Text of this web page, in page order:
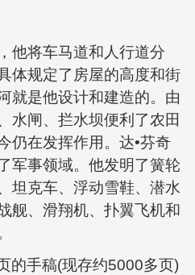
他将车马道和人行道分
体规定了房屋的高度和街
就是他设计和建造的。由
水闸、拦水坝便利了农田
仍在发挥作用。达•芬奇
军事领域。他发明了簧轮
坦克车、浮动雪鞋、潜水
舰、滑翔机、扑翼飞机和
的手稿(现存约5000多页)